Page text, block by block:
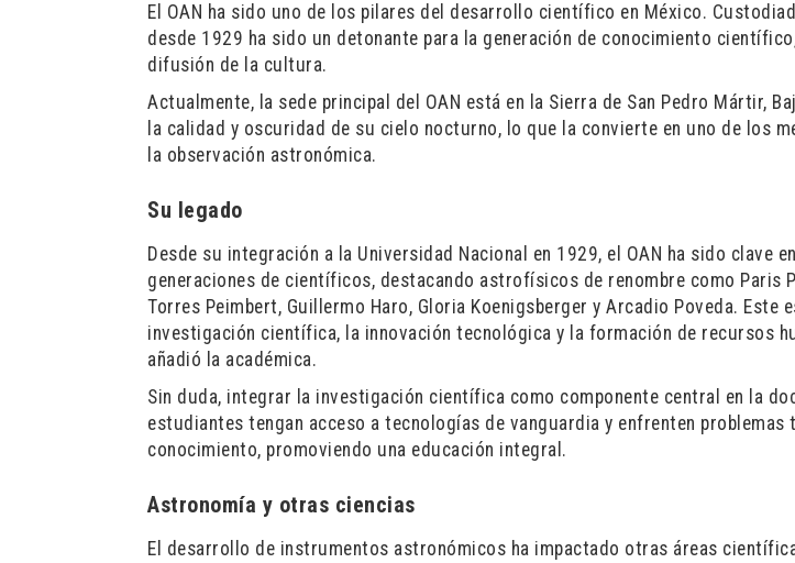
El OAN ha sido uno de los pilares del desarrollo científico en México.
desde 1929 ha sido un detonante para la generación de conocimiento
difusión de la cultura.
Actualmente, la sede principal del OAN está en la Sierra de San Pedro Mártir,
la calidad y oscuridad de su cielo nocturno, lo que la convierte en uno de los
la observación astronómica.
Su legado
Desde su integración a la Universidad Nacional en 1929, el OAN ha sido clave
generaciones de científicos, destacando astrofísicos de renombre como Paris
Torres Peimbert, Guillermo Haro, Gloria Koenigsberger y Arcadio Poveda. Este
investigación científica, la innovación tecnológica y la formación de recursos
añadió la académica.
Sin duda, integrar la investigación científica como componente central en la
estudiantes tengan acceso a tecnologías de vanguardia y enfrenten problemas
conocimiento, promoviendo una educación integral.
Astronomía y otras ciencias
El desarrollo de instrumentos astronómicos ha impactado otras áreas